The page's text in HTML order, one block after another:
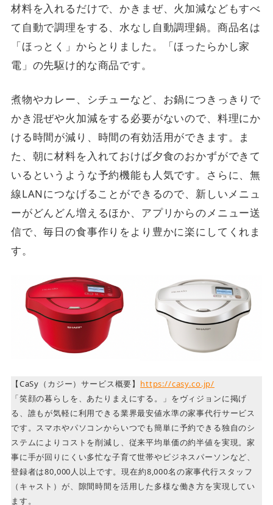
材料を入れるだけで、かきまぜ、火加減などもすべ
て自動で調理をする、水なし自動調理鍋。商品名は
「ほっとく」からとりました。「ほったらかし家
電」の先駆け的な商品です。
煮物やカレー、シチューなど、お鍋につきっきりで
かき混ぜや火加減をする必要がないので、料理にか
ける時間が減り、時間の有効活用ができます。ま
た、朝に材料を入れておけば夕食のおかずができて
いるというような予約機能も人気です。さらに、無
線LANにつなげることができるので、新しいメニュ
ーがどんどん増えるほか、アプリからのメニュー送
信で、毎日の食事作りをより豊かに楽にしてくれま
す。
【CaSy（カジー）サービス概要】 https://casy.co.jp/
「笑顔の暮らしを、あたりまえにする。」をヴィジョンに掲げ
る、誰もが気軽に利用できる業界最安値水準の家事代行サービス
です。スマホやパソコンからいつでも簡単に予約できる独自のシ
ステムによりコストを削減し、従来平均単価の約半値を実現。家
事に手が回りにくい多忙な子育て世帯やビジネスパーソンなど、
登録者は80,000人以上です。現在約8,000名の家事代行スタッフ
（キャスト）が、隙間時間を活用した多様な働き方を実現してい
ます。